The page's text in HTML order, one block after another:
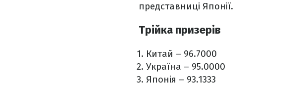
представниці Японії.
Трійка призерів
Китай – 96.7000
Україна – 95.0000
Японія – 93.1333